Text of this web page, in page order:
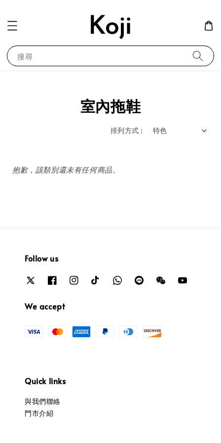
搜尋
室內拖鞋
排列方式 :
抱歉，該類別還未有任何商品。
Follow us
We accept
Quick links
與我們聯絡
門市介紹